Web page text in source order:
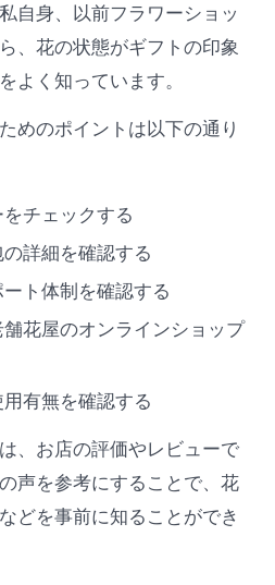
自身、以前フラワーショッ
、花の状態がギフトの印象
よく知っています。
めのポイントは以下の通り
チェックする
詳細を確認する
ト体制を確認する
花屋のオンラインショップ
有無を確認する
、お店の評価やレビューで
声を参考にすることで、花
どを事前に知ることができ